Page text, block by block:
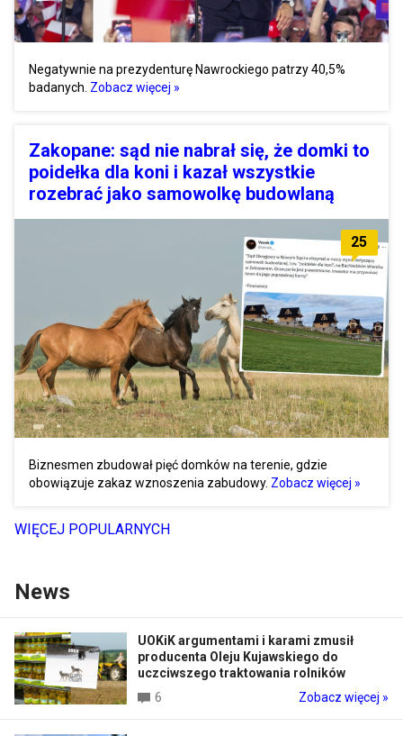
Negatywnie na prezydenturę Nawrockiego patrzy 40,5%
badanych. Zobacz więcej »
Zakopane: sąd nie nabrał się, że domki to
poidełka dla koni i kazał wszystkie
rozebrać jako samowolkę budowlaną
25
Biznesmen zbudował pięć domków na terenie, gdzie
obowiązuje zakaz wznoszenia zabudowy. Zobacz więcej »
WIĘCEJ POPULARNYCH
News
UOKiK argumentami i karami zmusił
producenta Oleju Kujawskiego do
uczciwszego traktowania rolników
6
Zobacz więcej »